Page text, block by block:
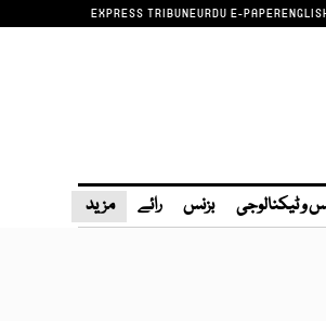
EXPRESS TRIBUNEURDU E-PAPER
و ٹیکنالوجی بزنس رائے مزید